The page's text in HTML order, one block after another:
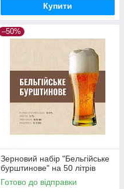
Купити
–50%
Зерновий набір "Бельгійське
бурштинове" на 50 літрів
Готово до відправки